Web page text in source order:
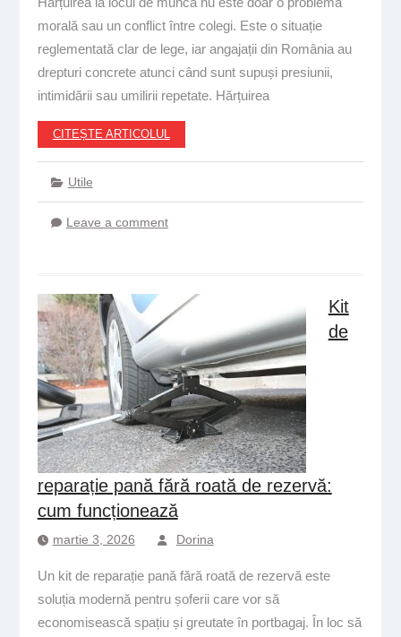
morală sau un conflict între colegi. Este o situație
reglementată clar de lege, iar angajații din România au
drepturi concrete atunci când sunt supuși presiunii,
intimidării sau umilirii repetate. Hărțuirea
CITEȘTE ARTICOLUL
Utile
Leave a comment
Kit
de
reparație pană fără roată de rezervă:
cum funcționează
martie 3, 2026 Dorina
Un kit de reparație pană fără roată de rezervă este
soluția modernă pentru șoferii care vor să
economisească spațiu și greutate în portbagaj. În loc să